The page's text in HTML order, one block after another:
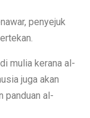
penyejuk
mulia kerana al-
juga akan
panduan al-